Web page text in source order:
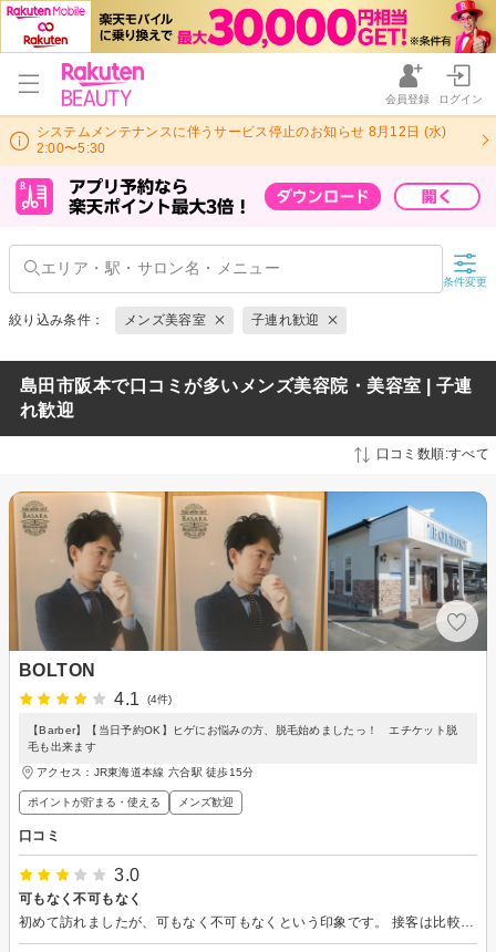
会員登録 ログイン
システムメンテナンスに伴うサービス停止のお知らせ 8月12日 (水)
2:00〜5:30
条件変更
絞り込み条件： メンズ美容室 子連れ歓迎
島田市阪本で口コミが多いメンズ美容院・美容室 | 子連
れ歓迎
口コミ数順:すべて
BOLTON
4.1
(4件)
【Barber】【当日予約OK】ヒゲにお悩みの方、脱毛始めましたっ！ エチケット脱
毛も出来ます
アクセス：JR東海道本線 六合駅 徒歩15分
ポイントが貯まる・使える メンズ歓迎
口コミ
3.0
可もなく不可もなく